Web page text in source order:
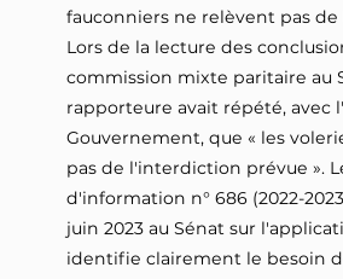
fauconniers ne relèvent pas de
Lors de la lecture des
commission mixte paritaire au
rapporteure avait répété, avec
Gouvernement, que « les
pas de l'interdiction prévue ».
d'information n° 686 (2022-
juin 2023 au Sénat sur
identifie clairement le besoin